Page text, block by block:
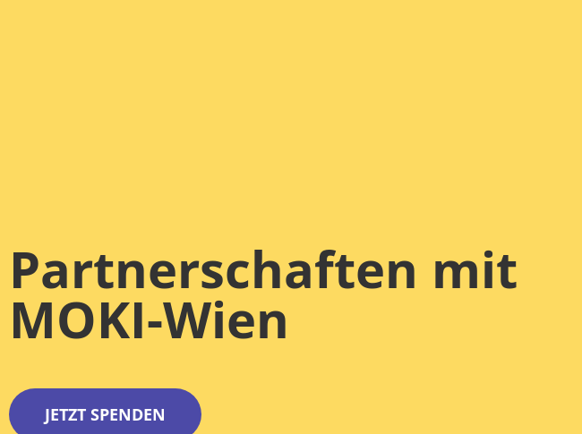
Partnerschaften mit
MOKI-Wien
JETZT SPENDEN